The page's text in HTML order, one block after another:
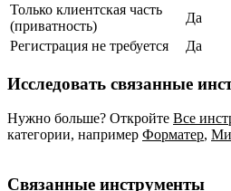
Только клиентская часть
(приватность)
Да
Регистрация не требуется
Да
Исследовать связанные
Нужно больше? Откройте Все
категории, например Форматер,
Связанные инструменты